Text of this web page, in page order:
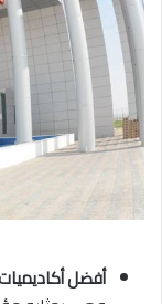
أفضل